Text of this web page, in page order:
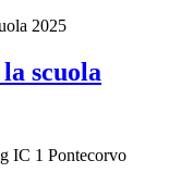
scuola